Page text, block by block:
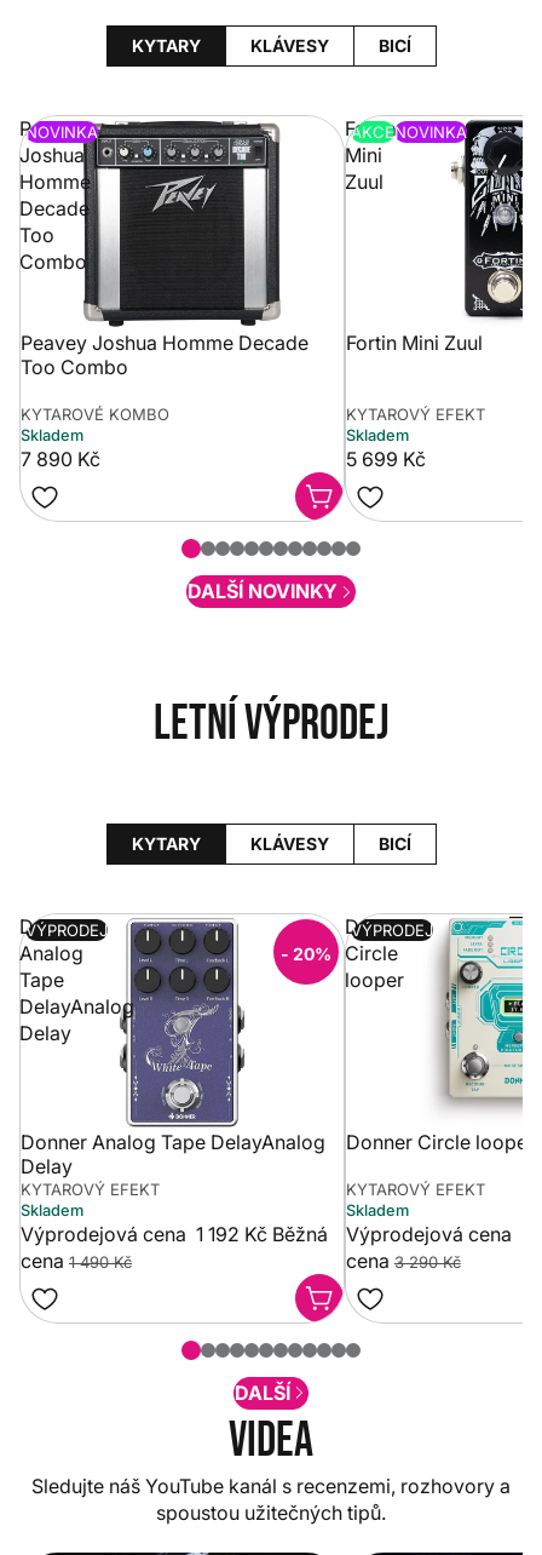
KYTARY KLÁVESY BICÍ
Peavey
Joshua
Homme
Decade
Too
Combo
NOVINKA
Peavey Joshua Homme Decade
Too Combo
KYTAROVÉ KOMBO
Skladem
7 890 Kč
Fortin
Mini
Zuul
AKCENOVINKA
Fortin Mini Zuul
KYTAROVÝ EFEKT
Skladem
5 699 Kč
DALŠÍ NOVINKY
Letní výprodej
KYTARY KLÁVESY BICÍ
Donner
Analog
Tape
DelayAnalog
Delay
VÝPRODEJ
- 20%
Donner Analog Tape DelayAnalog
Delay
KYTAROVÝ EFEKT
Skladem
Výprodejová cena 1 192 Kč Běžná
cena 1 490 Kč
Donner
Circle
looper
VÝPRODEJ
Donner Circle looper
KYTAROVÝ EFEKT
Skladem
Výprodejová cena
cena3 290 Kč
DALŠÍ
Videa
Sledujte náš YouTube kanál s recenzemi, rozhovory a
spoustou užitečných tipů.